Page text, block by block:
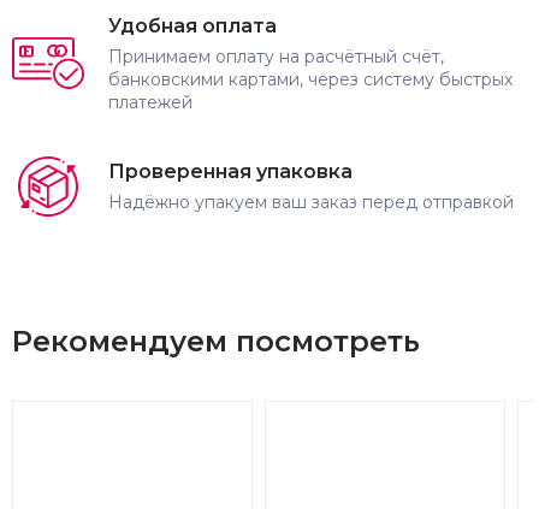
Удобная оплата
Принимаем оплату на расчётный счёт,
банковскими картами, через систему быстрых
платежей
Проверенная упаковка
Надёжно упакуем ваш заказ перед отправкой
Рекомендуем посмотреть